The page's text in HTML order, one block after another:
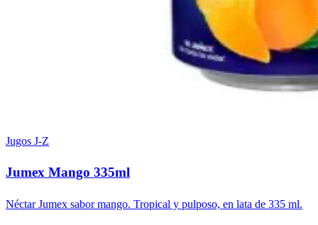
Jugos J-Z
Jumex Mango 335ml
Néctar Jumex sabor mango. Tropical y pulposo, en lata de 335 ml.